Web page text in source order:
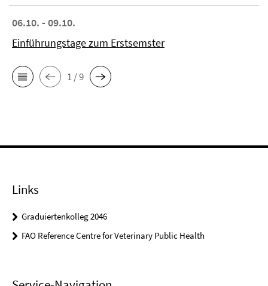
06.10. - 09.10.
Einführungstage zum Erstsemster
1 / 9
Links
Graduiertenkolleg 2046
FAO Reference Centre for Veterinary Public Health